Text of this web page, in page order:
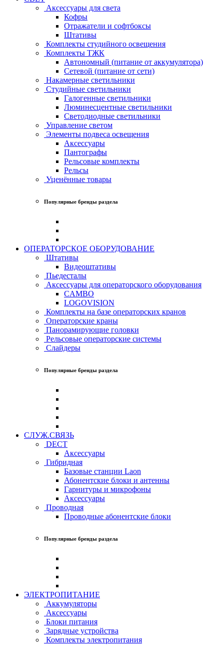
Аксессуары для света
Кофры
Отражатели и софтбоксы
Штативы
Комплекты студийного освещения
Комплекты ТЖК
Автономный (питание от аккумулятора)
Сетевой (питание от сети)
Накамерные светильники
Студийные светильники
Галогенные светильники
Люминесцентные светильники
Светодиодные светильники
Управление светом
Элементы подвеса освещения
Аксессуары
Пантографы
Рельсовые комплекты
Рельсы
Уценённые товары
Популярные бренды раздела
ОПЕРАТОРСКОЕ ОБОРУДОВАНИЕ
Штативы
Видеоштативы
Пьедесталы
Аксессуары для операторского оборудования
CAMBO
LOGOVISION
Комплекты на базе операторских кранов
Операторские краны
Панорамирующие головки
Рельсовые операторские системы
Слайдеры
Популярные бренды раздела
СЛУЖ.СВЯЗЬ
DECT
Аксессуары
Гибридная
Базовые станции Laon
Абонентские блоки и антенны
Гарнитуры и микрофоны
Аксессуары
Проводная
Проводные абонентские блоки
Популярные бренды раздела
ЭЛЕКТРОПИТАНИЕ
Аккумуляторы
Аксессуары
Блоки питания
Зарядные устройства
Комплекты электропитания